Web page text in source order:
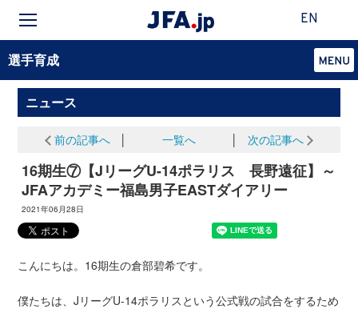
EN
選手育成
ニュース
前の記事へ 一覧へ 次の記事へ
16期生⑦【JリーグU-14ポラリス 長野遠征】～
JFAアカデミー福島男子EASTダイアリー
2021年06月28日
こんにちは。16期生の倉部碧希です。
僕たちは、JリーグU-14ポラリスという公式戦の試合をするため